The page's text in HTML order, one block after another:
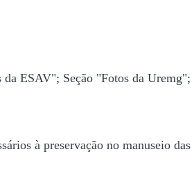
ESAV"; Seção "Fotos da
à preservação no manuseio